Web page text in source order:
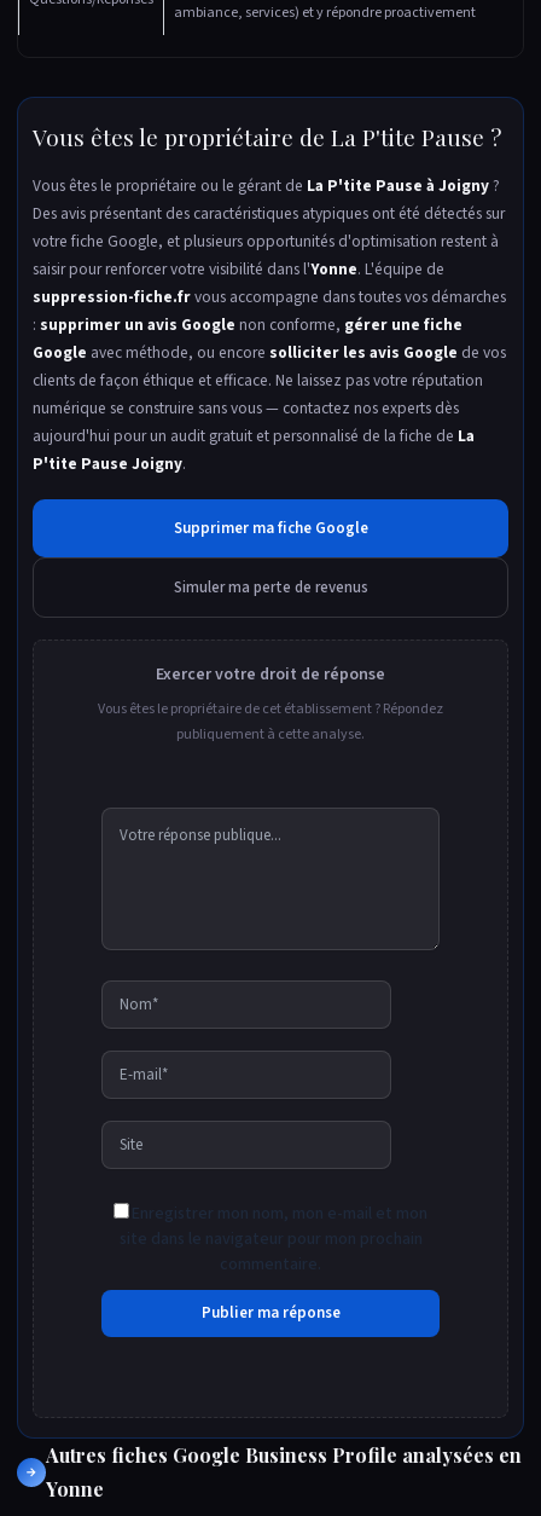
ambiance, services) et y répondre proactivement
Vous êtes le propriétaire de La P'tite Pause ?
Vous êtes le propriétaire ou le gérant de La P'tite Pause à Joigny?
Des avis présentant des caractéristiques atypiques ont été détectés sur
votre fiche Google, et plusieurs opportunités d'optimisation restent à
saisir pour renforcer votre visibilité dans l'Yonne. L'équipe de
suppression-fiche.frvous accompagne dans toutes vos démarches
: supprimer un avis Google non conforme, gérer une fiche
Google avec méthode, ou encore solliciter les avis Google de vos
clients de façon éthique et efficace. Ne laissez pas votre réputation
numérique se construire sans vous — contactez nos experts dès
aujourd'hui pour un audit gratuit et personnalisé de la fiche de La
P'tite Pause Joigny.
Supprimer ma fiche Google
Simuler ma perte de revenus
Exercer votre droit de réponse
Vous êtes le propriétaire de cet établissement ? Répondez
publiquement à cette analyse.
Nom*
E-
mail*
Site
Enregistrer mon nom, mon e-mail et mon
site dans le navigateur pour mon prochain
commentaire.
→
Autres fiches Google Business Profile analysées en
Yonne